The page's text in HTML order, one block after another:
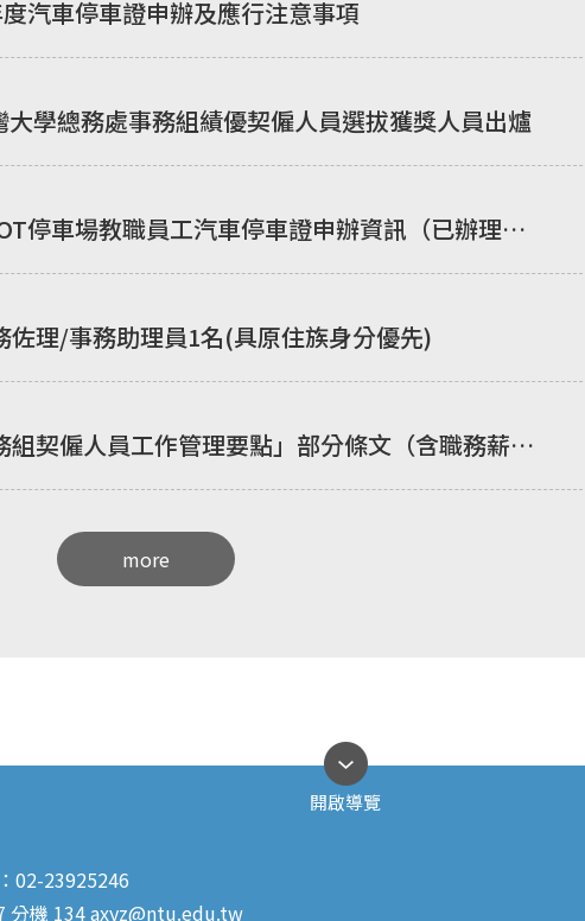
汽車停車證申辦及應行注意事項
學總務處事務組績優契僱人員選拔獲獎人員出爐
停車場教職員工汽車停車證申辦資訊（已辦理校
佐理/事務助理員1名(具原住族身分優先)
契僱人員工作管理要點」部分條文（含職務薪級
more
開啟導覽
02-23925246
分機 134axyz@ntu.edu.tw